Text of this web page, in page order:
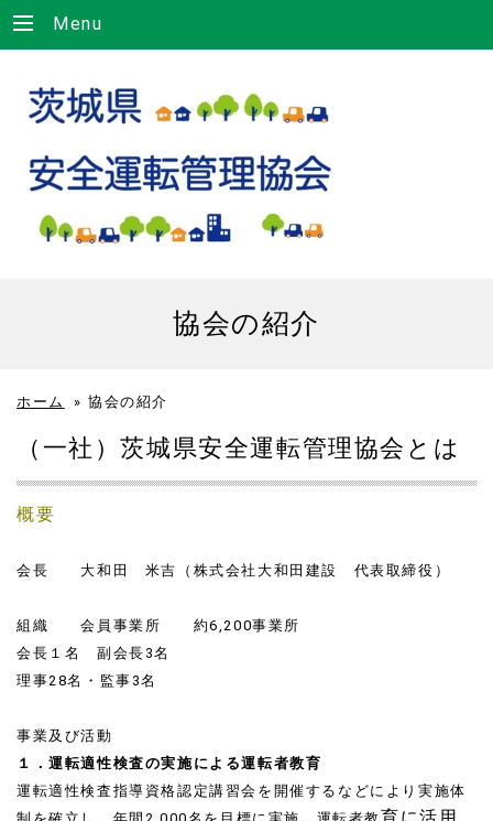
Menu
協会の紹介
ホーム » 協会の紹介
（一社）茨城県安全運転管理協会とは
概要
会長 大和田 米吉（株式会社大和田建設 代表取締役）
組織 会員事業所 約6,200事業所
会長１名 副会長3名
理事28名・監事3名
事業及び活動
１．運転適性検査の実施による運転者教育
運転適性検査指導資格認定講習会を開催するなどにより実施体